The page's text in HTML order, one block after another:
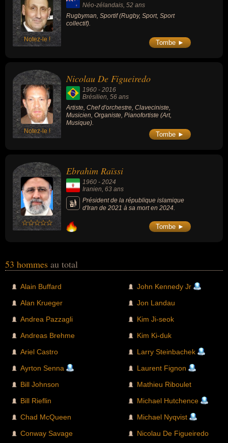
Notez-le !
Néo-zélandais , 52 ans
Rugbyman, Sportif (Rugby, Sport, Sport
collectif).
Tombe ►
Notez-le !
Nicolau De Figueiredo
1960 - 2016
Brésilien, 56 ans
Artiste, Chef d'orchestre, Claveciniste,
Musicien, Organiste, Pianofortiste (Art,
Musique).
Tombe ►
Ebrahim Raïssi
1960 - 2024
Iranien , 63 ans
Président de la république islamique
d'Iran de 2021 à sa mort en 2024.
Tombe ►
53 hommes au total
Alain Buffard
Alan Krueger
Andrea Pazzagli
Andreas Brehme
Ariel Castro
Ayrton Senna
Bill Johnson
Bill Rieflin
Chad McQueen
Conway Savage
John Kennedy Jr
Jon Landau
Kim Ji-seok
Kim Ki-duk
Larry Steinbachek
Laurent Fignon
Mathieu Riboulet
Michael Hutchence
Michael Nyqvist
Nicolau De Figueiredo